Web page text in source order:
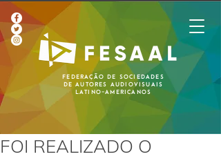
Federação de Sociedades
de Autores Audiovisuais
Latino-Americanos
FOI REALIZADO O